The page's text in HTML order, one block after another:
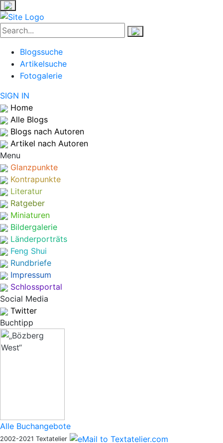
Blogssuche
Artikelsuche
Fotogalerie
SIGN IN
Home
Alle Blogs
Blogs nach Autoren
Artikel nach Autoren
Menu
Glanzpunkte
Kontrapunkte
Literatur
Ratgeber
Miniaturen
Bildergalerie
Länderporträts
Feng Shui
Rundbriefe
Impressum
Schlossportal
Social Media
Twitter
Buchtipp
Alle Buchangebote
2002-2021 Textatelier